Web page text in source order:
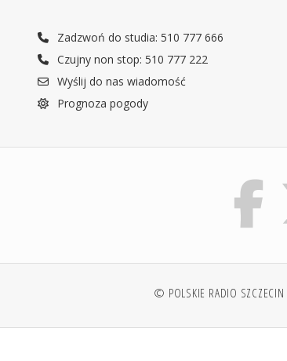
Zadzwoń do studia: 510 777 666
Czujny non stop: 510 777 222
Wyślij do nas wiadomość
Prognoza pogody
© POLSKIE RADIO SZCZECIN